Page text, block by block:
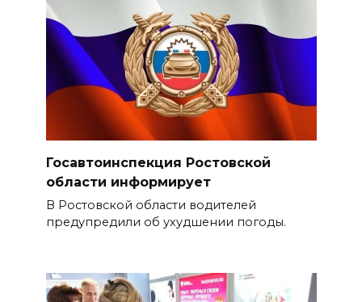
Госавтоинспекция Ростовской
области информирует
В Ростовской области водителей
предупредили об ухудшении погоды.